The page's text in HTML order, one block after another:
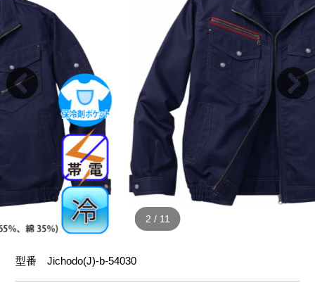
2 / 11
型番Jichodo(J)-b-54030